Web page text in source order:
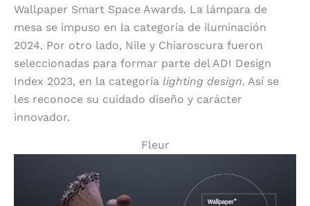
Wallpaper Smart Space Awards. La lámpara de
mesa se impuso en la categoría de iluminación
2024. Por otro lado, Nile y Chiaroscura fueron
seleccionadas para formar parte del ADI Design
Index 2023, en la categoría lighting design. Así se
les reconoce su cuidado diseño y carácter
innovador.
Fleur